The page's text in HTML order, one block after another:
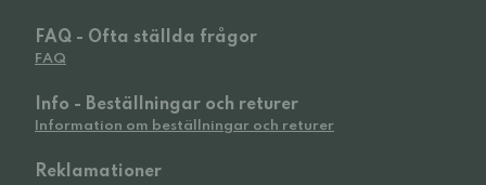
FAQ - Ofta ställda frågor
FAQ
Info - Beställningar och returer
Information om beställningar och returer
Reklamationer